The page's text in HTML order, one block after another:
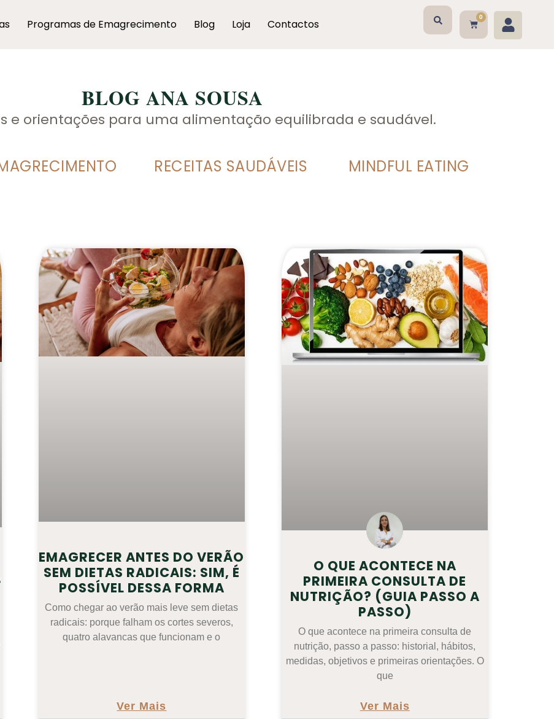
Programas de Emagrecimento Blog Loja Contactos
0
BLOG ANA SOUSA
e orientações para uma alimentação equilibrada e saudável.
RECEITAS SAUDÁVEIS MINDFUL EATING
EMAGRECER ANTES DO VERÃO
SEM DIETAS RADICAIS: SIM, É
POSSÍVEL DESSA FORMA
Como chegar ao verão mais leve sem dietas
radicais: porque falham os cortes severos,
quatro alavancas que funcionam e o
Ver Mais
O QUE ACONTECE NA
PRIMEIRA CONSULTA DE
NUTRIÇÃO? (GUIA PASSO A
PASSO)
O que acontece na primeira consulta de
nutrição, passo a passo: historial, hábitos,
medidas, objetivos e primeiras orientações. O
que
Ver Mais